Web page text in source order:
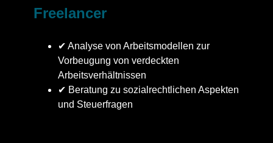
Freelancer
✔ Analyse von Arbeitsmodellen zur
Vorbeugung von verdeckten
Arbeitsverhältnissen
✔ Beratung zu sozialrechtlichen Aspekten
und Steuerfragen